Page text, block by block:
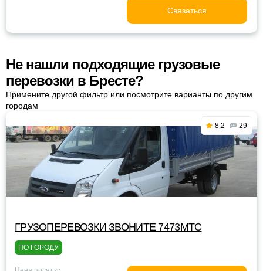
Связаться
Не нашли подходящие грузовые
перевозки в Бресте?
Примените другой фильтр или посмотрите варианты по другим
городам
8.2 29
ГРУЗОПЕРЕВОЗКИ ЗВОНИТЕ 7473МТС
ПО ГОРОДУ